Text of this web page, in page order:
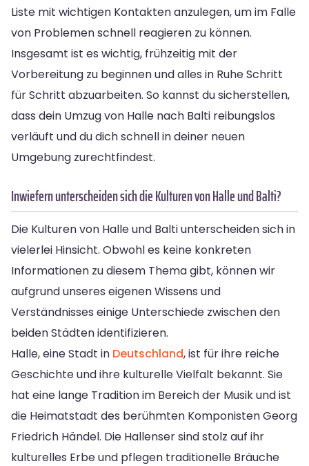
Liste mit wichtigen Kontakten anzulegen, um im Falle
von Problemen schnell reagieren zu können.
Insgesamt ist es wichtig, frühzeitig mit der
Vorbereitung zu beginnen und alles in Ruhe Schritt
für Schritt abzuarbeiten. So kannst du sicherstellen,
dass dein Umzug von Halle nach Balti reibungslos
verläuft und du dich schnell in deiner neuen
Umgebung zurechtfindest.
Inwiefern unterscheiden sich die Kulturen von Halle und Balti?
Die Kulturen von Halle und Balti unterscheiden sich in
vielerlei Hinsicht. Obwohl es keine konkreten
Informationen zu diesem Thema gibt, können wir
aufgrund unseres eigenen Wissens und
Verständnisses einige Unterschiede zwischen den
beiden Städten identifizieren.
Halle, eine Stadt in Deutschland, ist für ihre reiche
Geschichte und ihre kulturelle Vielfalt bekannt. Sie
hat eine lange Tradition im Bereich der Musik und ist
die Heimatstadt des berühmten Komponisten Georg
Friedrich Händel. Die Hallenser sind stolz auf ihr
kulturelles Erbe und pflegen traditionelle Bräuche